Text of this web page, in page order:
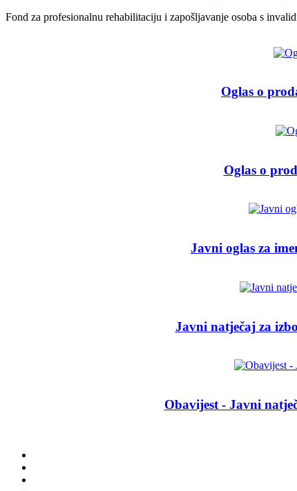
Fond za profesionalnu rehabilitaciju i zapošljavanje osoba s
Oglas o
Oglas o
Javni oglas za
Javni natječaj za
Obavijest - Javni